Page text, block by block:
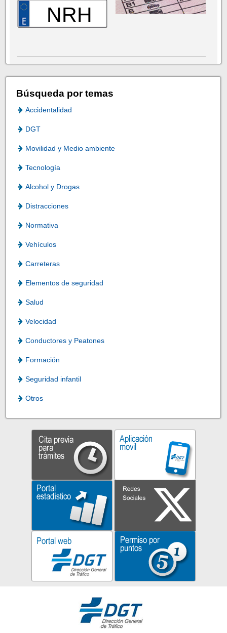
NRH
Búsqueda por temas
Accidentalidad
DGT
Movilidad y Medio ambiente
Tecnología
Alcohol y Drogas
Distracciones
Normativa
Vehículos
Carreteras
Elementos de seguridad
Salud
Velocidad
Conductores y Peatones
Formación
Seguridad infantil
Otros